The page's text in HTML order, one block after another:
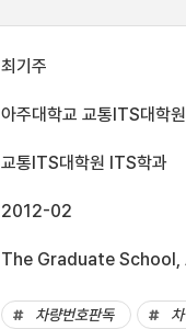
최기주
아주대학교 교통ITS대학원
교통ITS대학원 ITS학과
2012-02
The Graduate
차량번호판독